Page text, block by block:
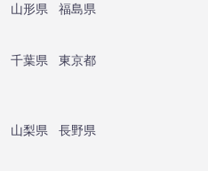
山形県
福島県
千葉県
東京都
山梨県
長野県